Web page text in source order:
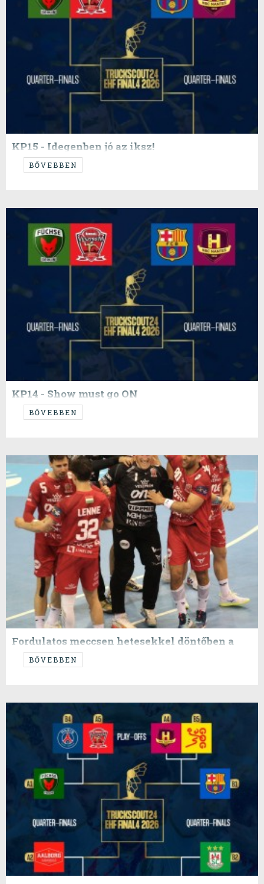
KP15 - Idegenben jó az iksz!
...ez a cím szokott működni!
BŐVEBBEN
KP14 - Show must go ON
...izgalmak...
BŐVEBBEN
Fordulatos meccsen hetesekkel döntőben a
Veszprém
BŐVEBBEN